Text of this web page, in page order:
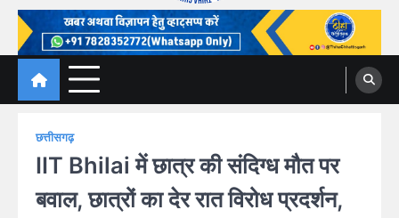
Thiha Chhattisgarh
गोठ जन-जन के
छत्तीसगढ़
IIT Bhilai में छात्र की संदिग्ध मौत पर
बवाल, छात्रों का देर रात विरोध प्रदर्शन,